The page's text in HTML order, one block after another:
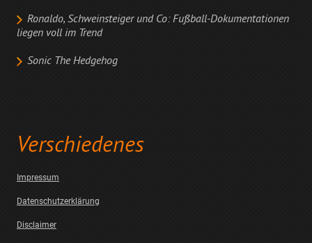
Ronaldo, Schweinsteiger und Co: Fußball-Dokumentationen
liegen voll im Trend
Sonic The Hedgehog
Verschiedenes
Impressum
Datenschutzerklärung
Disclaimer